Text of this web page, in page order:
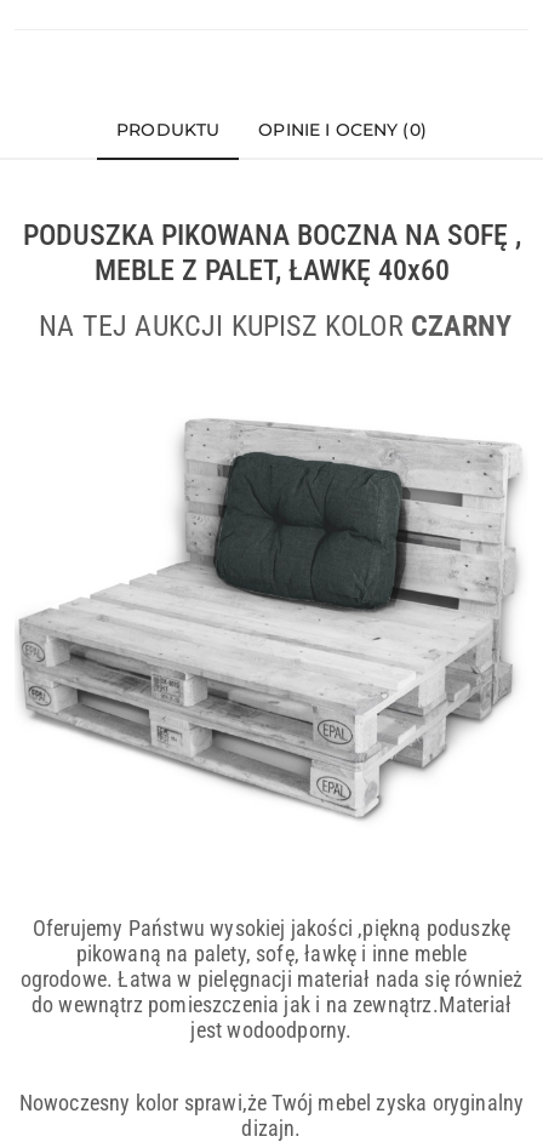
PRODUKTU OPINIE I OCENY (0)
PODUSZKA PIKOWANA BOCZNA NA SOFĘ ,
MEBLE Z PALET, ŁAWKĘ 40x60
NA TEJ AUKCJI KUPISZ KOLOR CZARNY
Oferujemy Państwu wysokiej jakości ,piękną poduszkę
pikowaną na palety, sofę, ławkę i inne meble
ogrodowe.Łatwa w pielęgnacji materiał nada się również
do wewnątrz pomieszczenia jak i na zewnątrz.Materiał
jest wodoodporny.
Nowoczesny kolor sprawi,że Twój mebel zyska oryginalny
dizajn.